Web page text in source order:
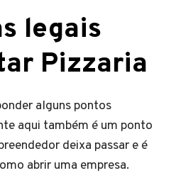
legais
Pizzaria
alguns pontos
aqui também é um ponto
deixa passar e é
abrir uma empresa.